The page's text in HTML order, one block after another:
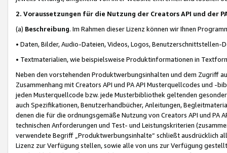
2. Voraussetzungen für die Nutzung der Creators API und der
(a) Beschreibung. Im Rahmen dieser Lizenz können wir Ihnen
• Daten, Bilder, Audio-Dateien, Videos, Logos, Benutzerschnittstellen-
• Textmaterialien, wie beispielsweise Produktinformationen in
Neben den vorstehenden Produktwerbungsinhalten und dem Zugriff
Zusammenhang mit Creators API und PA API Musterquellcodes und
jeden Musterquellcode bzw. jede Musterbibliothek geltenden
auch Spezifikationen, Benutzerhandbücher, Anleitungen,
denen die für die ordnungsgemäße Nutzung von Creators API und PA
technischen Anforderungen und Test- und Leistungskriterien
verwendete Begriff „Produktwerbungsinhalte“ schließt ausdrücklich
Lizenz zur Verfügung stellen, sowie alle von uns zur Verfügung